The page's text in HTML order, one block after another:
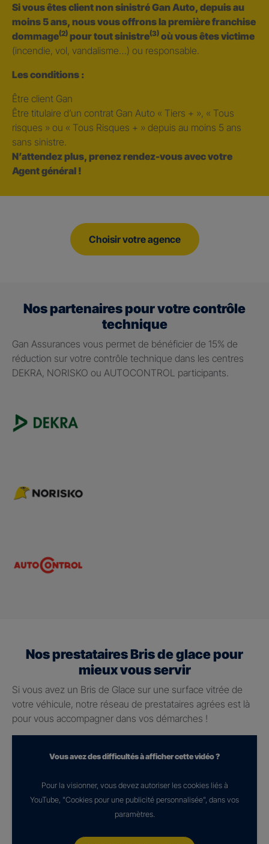
Si vous êtes client non sinistré Gan Auto, depuis au
moins 5 ans, nous vous offrons la première franchise
dommage(2) pour tout sinistre(3) où vous êtes victime
(incendie, vol, vandalisme…) ou responsable.
Les conditions :
Être client Gan
Être titulaire d’un contrat Gan Auto « Tiers + », « Tous
risques » ou « Tous Risques + » depuis au moins 5 ans
sans sinistre.
N’attendez plus, prenez rendez-vous avec votre
Agent général !
Choisir votre agence
Nos partenaires pour votre contrôle
technique
Gan Assurances vous permet de bénéficier de 15% de
réduction sur votre contrôle technique dans les centres
DEKRA, NORISKO ou AUTOCONTROL participants.
Nos prestataires Bris de glace pour
mieux vous servir
Si vous avez un Bris de Glace sur une surface vitrée de
votre véhicule, notre réseau de prestataires agrées est là
pour vous accompagner dans vos démarches !
Vous avez des difficultés à afficher cette vidéo ?
Pour la visionner, vous devez autoriser les cookies liés à
YouTube, "Cookies pour une publicité personnalisée", dans vos
paramètres.